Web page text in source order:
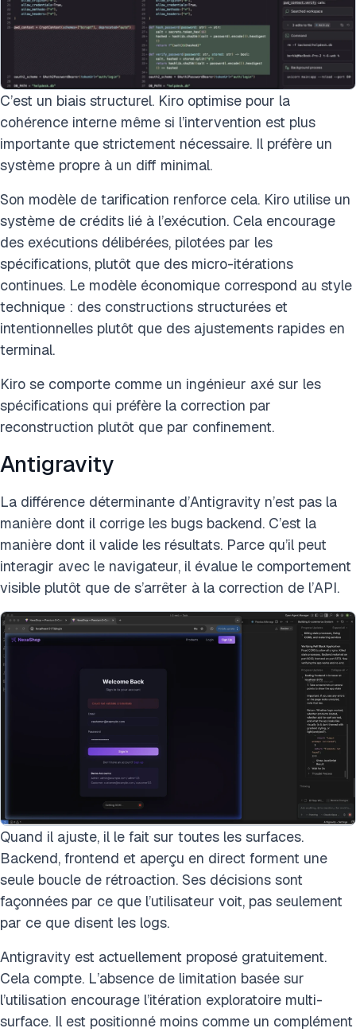
C’est un biais structurel. Kiro optimise pour la
cohérence interne même si l’intervention est plus
importante que strictement nécessaire. Il préfère un
système propre à un diff minimal.
Son modèle de tarification renforce cela. Kiro utilise un
système de crédits lié à l’exécution. Cela encourage
des exécutions délibérées, pilotées par les
spécifications, plutôt que des micro-itérations
continues. Le modèle économique correspond au style
technique : des constructions structurées et
intentionnelles plutôt que des ajustements rapides en
terminal.
Kiro se comporte comme un ingénieur axé sur les
spécifications qui préfère la correction par
reconstruction plutôt que par confinement.
Antigravity
La différence déterminante d’Antigravity n’est pas la
manière dont il corrige les bugs backend. C’est la
manière dont il valide les résultats. Parce qu’il peut
interagir avec le navigateur, il évalue le comportement
visible plutôt que de s’arrêter à la correction de l’API.
Quand il ajuste, il le fait sur toutes les surfaces.
Backend, frontend et aperçu en direct forment une
seule boucle de rétroaction. Ses décisions sont
façonnées par ce que l’utilisateur voit, pas seulement
par ce que disent les logs.
Antigravity est actuellement proposé gratuitement.
Cela compte. L’absence de limitation basée sur
l’utilisation encourage l’itération exploratoire multi-
surface. Il est positionné moins comme un complément